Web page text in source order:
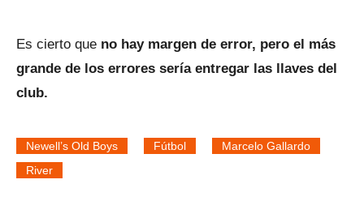
Es cierto que no hay margen de error, pero el más
grande de los errores sería entregar las llaves del
club.
Newell’s Old Boys Fútbol
Marcelo Gallardo
River